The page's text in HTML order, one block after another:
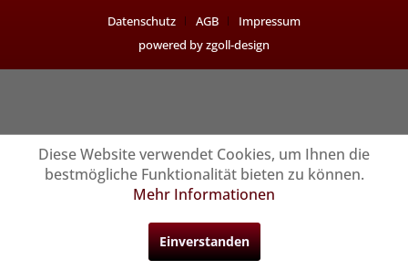
Datenschutz
AGB
Impressum
powered by zgoll-design
Diese Website verwendet Cookies, um Ihnen die
bestmögliche Funktionalität bieten zu können.
Mehr Informationen
Einverstanden